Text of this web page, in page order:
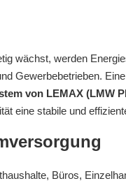
wächst, werden
Gewerbebetrieben.
von LEMAX (LMW
eine stabile und
Büros,